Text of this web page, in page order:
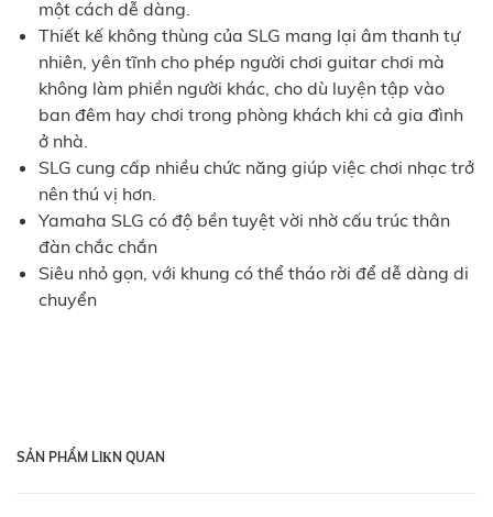
một cách dễ dàng.
Thiết kế không thùng của SLG mang lại âm thanh tự
nhiên, yên tĩnh cho phép người chơi guitar chơi mà
không làm phiền người khác, cho dù luyện tập vào
ban đêm hay chơi trong phòng khách khi cả gia đình
ở nhà.
SLG cung cấp nhiều chức năng giúp việc chơi nhạc trở
nên thú vị hơn.
Yamaha SLG có độ bền tuyệt vời nhờ cấu trúc thân
đàn chắc chắn
Siêu nhỏ gọn, với khung có thể tháo rời để dễ dàng di
chuyển
SẢN PHẨM LIКN QUAN